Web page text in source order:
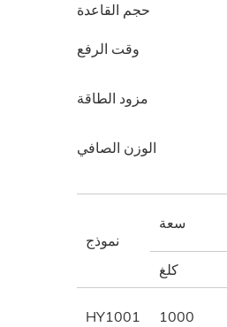
حجم القاعدة
وقت الرفع
مزود الطاقة
الوزن الصافي
نموذج
سعة
كلغ
HY1001 1000